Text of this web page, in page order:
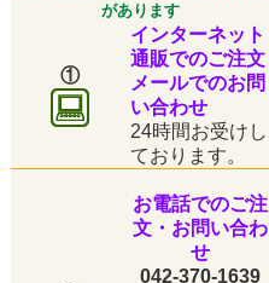
があります
①
インターネット
通販でのご注文
メールでのお問
い合わせ
24時間お受けし
ております。
お電話でのご注
文・お問い合わ
せ
042-370-1639